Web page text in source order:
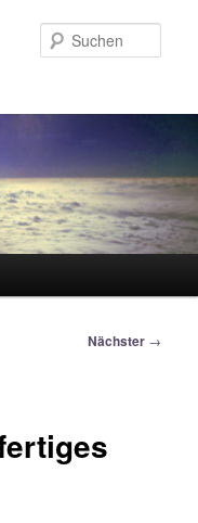
Nächster →